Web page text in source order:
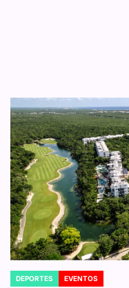
POSTED
DEPORTES EVENTOS